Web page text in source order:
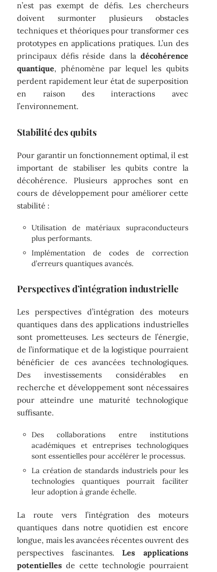
n’est pas exempt de défis. Les chercheurs
doivent surmonter plusieurs obstacles
techniques et théoriques pour transformer ces
prototypes en applications pratiques. L’un des
principaux défis réside dans la décohérence
quantique, phénomène par lequel les qubits
perdent rapidement leur état de superposition
en raison des interactions avec
l’environnement.
Stabilité des qubits
Pour garantir un fonctionnement optimal, il est
important de stabiliser les qubits contre la
décohérence. Plusieurs approches sont en
cours de développement pour améliorer cette
stabilité :
Utilisation de matériaux supraconducteurs
plus performants.
Implémentation de codes de correction
d’erreurs quantiques avancés.
Perspectives d’intégration industrielle
Les perspectives d’intégration des moteurs
quantiques dans des applications industrielles
sont prometteuses. Les secteurs de l’énergie,
de l’informatique et de la logistique pourraient
bénéficier de ces avancées technologiques.
Des investissements considérables en
recherche et développement sont nécessaires
pour atteindre une maturité technologique
suffisante.
Des collaborations entre institutions
académiques et entreprises technologiques
sont essentielles pour accélérer le processus.
La création de standards industriels pour les
technologies quantiques pourrait faciliter
leur adoption à grande échelle.
La route vers l’intégration des moteurs
quantiques dans notre quotidien est encore
longue, mais les avancées récentes ouvrent des
perspectives fascinantes.Les applications
potentielles de cette technologie pourraient